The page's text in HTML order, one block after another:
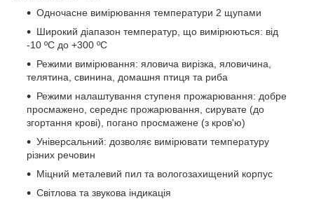
Одночасне вимірювання температури 2 щупами
Широкий діапазон температур, що вимірюються: від
-10 ºС до +300 ºС
Режими вимірювання: яловича вирізка, яловичина,
телятина, свинина, домашня птиця та риба
Режими налаштування ступеня прожарювання: добре
просмажено, середнє прожарювання, сирувате (до
згортання крові), погано просмажене (з кров'ю)
Універсальний: дозволяє вимірювати температуру
різних речовин
Міцний металевий пил та вологозахищений корпус
Світлова та звукова індикація